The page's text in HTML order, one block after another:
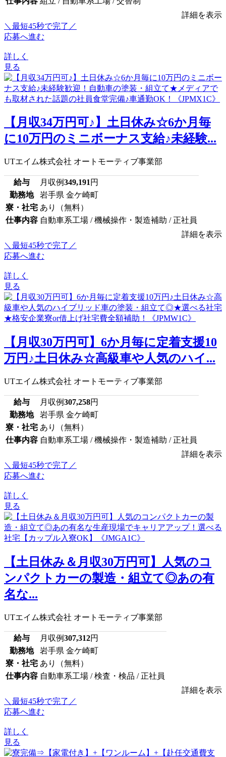
詳細を表示
＼最短45秒で完了／
応募へ進む
詳しく
見る
【月収34万円可♪】土日休み☆6か月毎
に10万円のミニボーナス支給♪未経験...
UTエイム株式会社 オートモーティブ事業部
給与 月収例349,191 円
勤務地
岩手県 金ケ崎町
寮・社宅 あり（無料）
仕事内容 自動車系工場 / 機械操作・製造補助 / 正社員
詳細を表示
＼最短45秒で完了／
応募へ進む
詳しく
見る
【月収30万円可】6か月毎に定着支援10
万円♪土日休み☆高級車や人気のハイ...
UTエイム株式会社 オートモーティブ事業部
給与 月収例307,258円
勤務地
岩手県 金ケ崎町
寮・社宅 あり（無料）
仕事内容 自動車系工場 / 機械操作・製造補助 / 正社員
詳細を表示
＼最短45秒で完了／
応募へ進む
詳しく
見る
【土日休み＆月収30万円可】人気のコ
ンパクトカーの製造・組立て◎あの有
名な...
UTエイム株式会社 オートモーティブ事業部
給与 月収例307,312円
勤務地
岩手県 金ケ崎町
寮・社宅 あり（無料）
仕事内容 自動車系工場 / 検査・検品 / 正社員
詳細を表示
＼最短45秒で完了／
応募へ進む
詳しく
見る